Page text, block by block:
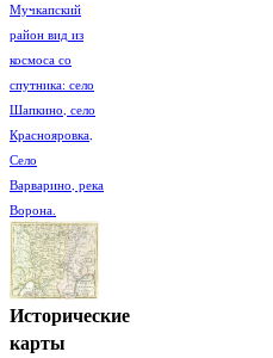
Мучкапский
район вид из
космоса со
спутника: село
Шапкино, село
Краснояровка,
Село
Варварино, река
Ворона.
Исторические
карты